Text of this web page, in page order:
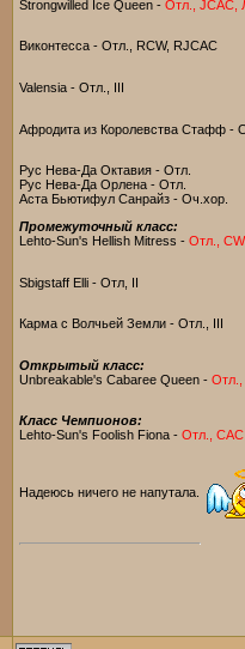
Strongwilled Ice Queen - Отл.,
Виконтесса - Отл., RCW, RJCAC
Valensia - Отл., III
Афродита из Королевства Стафф -
Рус Нева-Да Октавия - Отл.
Рус Нева-Да Орлена - Отл.
Аста Бьютифул Санрайз - Оч.хор.
Промежуточный класс:
Lehto-Sun's Hellish Mitress - Отл.,
Sbigstaff Elli - Отл, II
Карма с Волчьей Земли - Отл., III
Открытый класс:
Unbreakable's Cabaree Queen -
Класс Чемпионов:
Lehto-Sun's Foolish Fiona - Отл.,
Надеюсь ничего не напутала.